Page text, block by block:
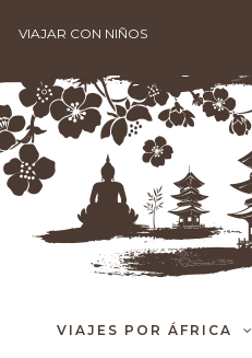
VIAJAR CON NIÑOS
VIAJES POR ÁFRICA